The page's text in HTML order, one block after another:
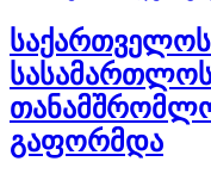
გაფორმდა